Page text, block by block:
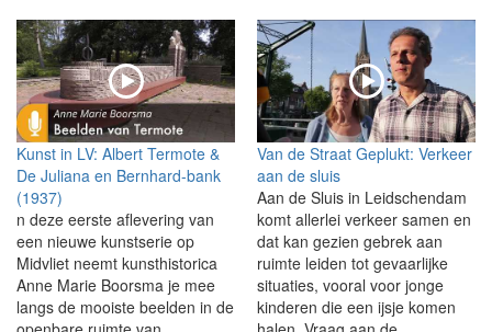
Kunst in LV: Albert Termote &
De Juliana en Bernhard-bank
(1937)
n deze eerste aflevering van
een nieuwe kunstserie op
Midvliet neemt kunsthistorica
Anne Marie Boorsma je mee
langs de mooiste beelden in de
Van de Straat Geplukt: Verkeer
aan de sluis
Aan de Sluis in Leidschendam
komt allerlei verkeer samen en
dat kan gezien gebrek aan
ruimte leiden tot gevaarlijke
situaties, vooral voor jonge
kinderen die een ijsje komen